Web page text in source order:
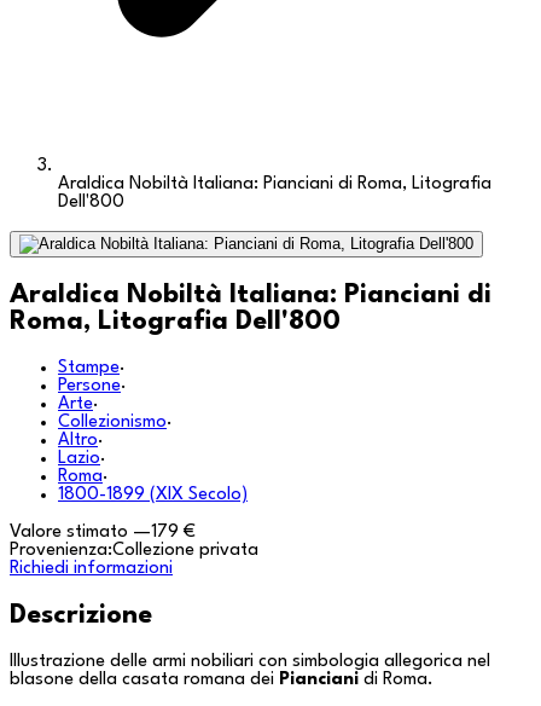
Araldica Nobiltà Italiana: Pianciani di Roma, Litografia
Dell'800
Araldica Nobiltà Italiana: Pianciani di
Roma, Litografia Dell'800
Stampe·
Persone·
Arte·
Collezionismo·
Altro·
Lazio·
Roma·
1800-1899 (XIX Secolo)
Valore stimato —179 €
Provenienza:Collezione privata
Richiedi informazioni
Descrizione
Illustrazione delle armi nobiliari con simbologia allegorica nel
blasone della casata romana dei Pianciani di Roma.